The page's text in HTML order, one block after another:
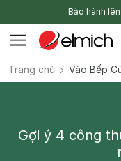
Bảo hành
Trang chủ Vào Bếp
Gợi ý 4 công